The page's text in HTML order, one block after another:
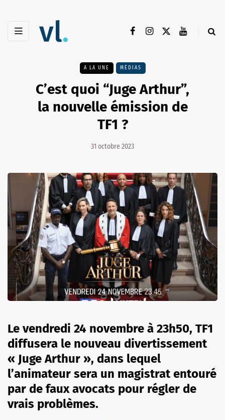
A LA UNE MÉDIAS
C’est quoi “Juge Arthur”,
la nouvelle émission de
TF1 ?
31 octobre 2023
Le vendredi 24 novembre à 23h50, TF1
diffusera le nouveau divertissement
« Juge Arthur », dans lequel
l’animateur sera un magistrat entouré
par de faux avocats pour régler de
vrais problèmes.